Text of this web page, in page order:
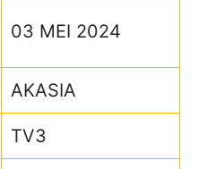
03 MEI 2024
AKASIA
TV3